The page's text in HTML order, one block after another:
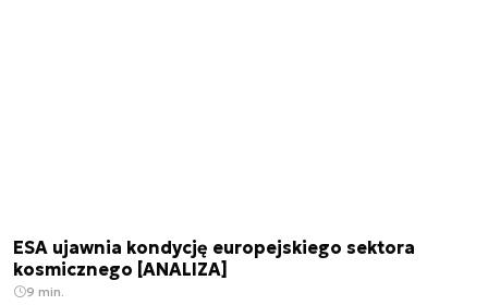
ESA ujawnia kondycję europejskiego sektora
kosmicznego [ANALIZA]
9 min.